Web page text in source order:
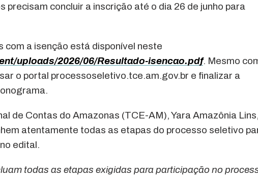
precisam concluir a inscrição até o dia 26 de junho para
a isenção está disponível neste
uploads/2026/06/Resultado-isencao.pdf. Mesmo
o portal processoseletivo.tce.am.gov.br e finalizar a
de Contas do Amazonas (TCE-AM), Yara Amazônia
atentamente todas as etapas do processo seletivo
edital.
todas as etapas exigidas para participação no